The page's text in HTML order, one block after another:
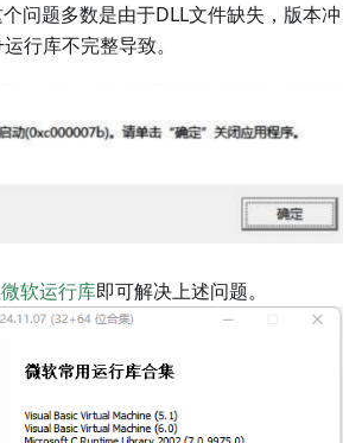
个问题多数是由于DLL文件缺失，版本冲
行库不完整导致。
微软运行库即可解决上述问题。